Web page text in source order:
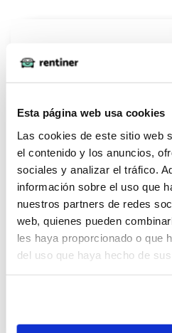
Esta página web usa cookies
Las cookies de este sitio web
el contenido y los anuncios,
sociales y analizar el tráfico.
información sobre el uso que
nuestros partners de redes
web, quienes pueden
les haya proporcionado o que
del uso que haya hecho de
AUDI Q3
Advanced TFSI
110 kW S tronic
570
€/mes